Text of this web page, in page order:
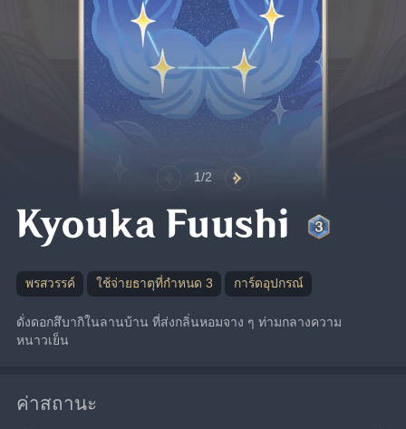
1/2
Kyouka Fuushi
พรสวรรค์ ใช้จ่ายธาตุที่กำหนด 3 การ์ดอุปกรณ์
ดั่งดอกสึบากิในลานบ้าน ที่ส่งกลิ่นหอมจาง ๆ ท่ามกลางความ
หนาวเย็น
ค่าสถานะ